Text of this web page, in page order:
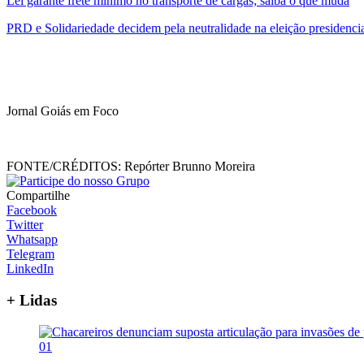
PRD e Solidariedade decidem pela neutralidade na eleição
Jornal Goiás em Foco
FONTE/CRÉDITOS: Repórter Brunno Moreira
Compartilhe
Facebook
Twitter
Whatsapp
Telegram
LinkedIn
+ Lidas
01